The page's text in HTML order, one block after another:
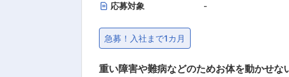
応募対象
-
急募！入社まで1カ月
重い障害や難病などのためお体を動かせ